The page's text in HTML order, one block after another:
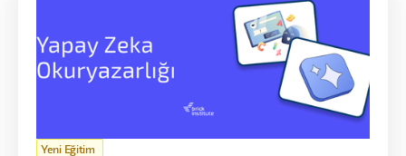
Yeni Eğitim